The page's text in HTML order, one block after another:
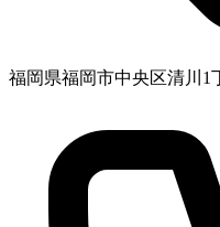
福岡県福岡市中央区清川1